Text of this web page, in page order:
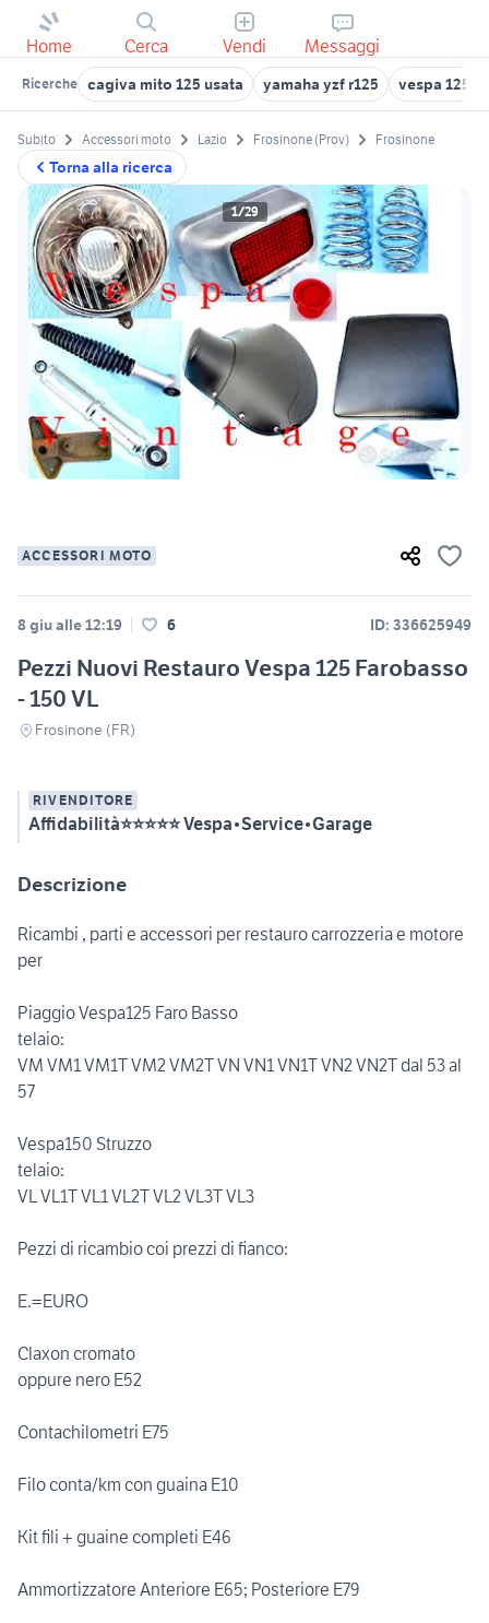
Home Cerca Vendi Messaggi
Ricerche cagiva mito 125 usata yamaha yzf r125 vespa 125
Torna alla ricerca
Subito Accessori moto Lazio Frosinone (Prov) Frosinone
1/29
ACCESSORI MOTO
8 giu alle 12:19 6 ID: 336625949
Pezzi Nuovi Restauro Vespa 125 Farobasso
- 150 VL
Frosinone (FR)
RIVENDITORE
Affidabilità⭐⭐⭐⭐⭐ Vespa•Service•Garage
Descrizione
Ricambi , parti e accessori per restauro carrozzeria e motore
per
Piaggio Vespa125 Faro Basso
telaio:
VM VM1 VM1T VM2 VM2T VN VN1 VN1T VN2 VN2T dal 53 al
57
Vespa150 Struzzo
telaio:
VL VL1T VL1 VL2T VL2 VL3T VL3
Pezzi di ricambio coi prezzi di fianco:
E.=EURO
Claxon cromato
oppure nero E52
Contachilometri E75
Filo conta/km con guaina E10
Kit fili + guaine completi E46
Ammortizzatore Anteriore E65; Posteriore E79